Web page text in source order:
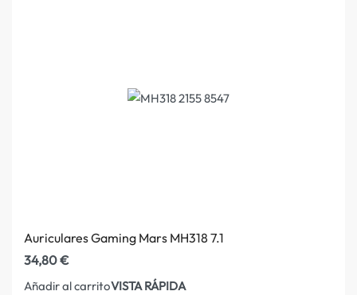
Auriculares Gaming Mars MH318 7.1
34,80€
Añadir al carritoVISTA RÁPIDA